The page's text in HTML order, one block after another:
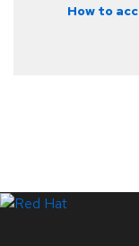
How to